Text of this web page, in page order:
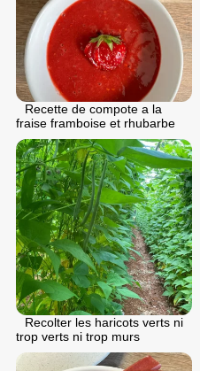
Recette de compote a la
fraise framboise et rhubarbe
Recolter les haricots verts ni
trop verts ni trop murs